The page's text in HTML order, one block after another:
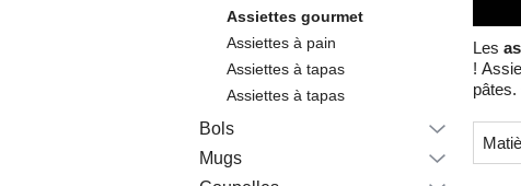
Assiettes gourmet
Assiettes à pain
Assiettes à tapas
Assiettes à tapas
Bols
Mugs
Les
!